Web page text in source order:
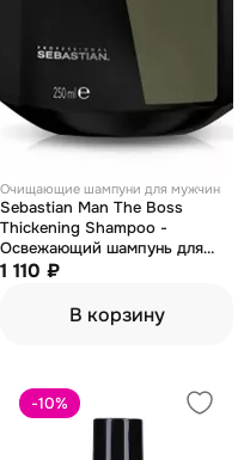
Очищающие шампуни для мужчин
Sebastian Man The Boss
Thickening Shampoo -
Освежающий шампунь для
увеличения объема 250 мл
1 110 ₽
В корзину
-10%